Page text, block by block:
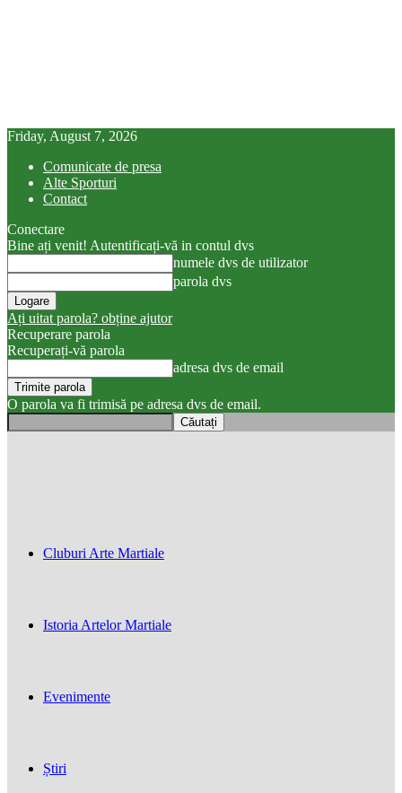
Friday, August 7, 2026
Comunicate de presa
Alte Sporturi
Contact
Conectare
Bine ați venit! Autentificați-vă in contul dvs
numele dvs de utilizator
parola dvs
Ați uitat parola? obține ajutor
Recuperare parola
Recuperați-vă parola
adresa dvs de email
O parola va fi trimisă pe adresa dvs de email.
Cluburi Arte Martiale
Istoria Artelor Martiale
Evenimente
Știri